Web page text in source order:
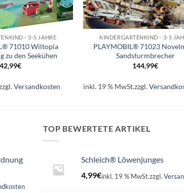
- 3-5 JAHRE
71010 Wiltopia
zu den Seekühen
42,99€
Versandkosten
+
KINDERGARTENKIND - 3-5
PLAYMOBIL® 71023
Sandsturmbrecher
144,99€
inkl. 19 % MwSt.zzgl.
TOP BEWERTETE ARTIKEL
Schleich® Löwenjunges
4,99€inkl. 19 % MwSt.zzgl.